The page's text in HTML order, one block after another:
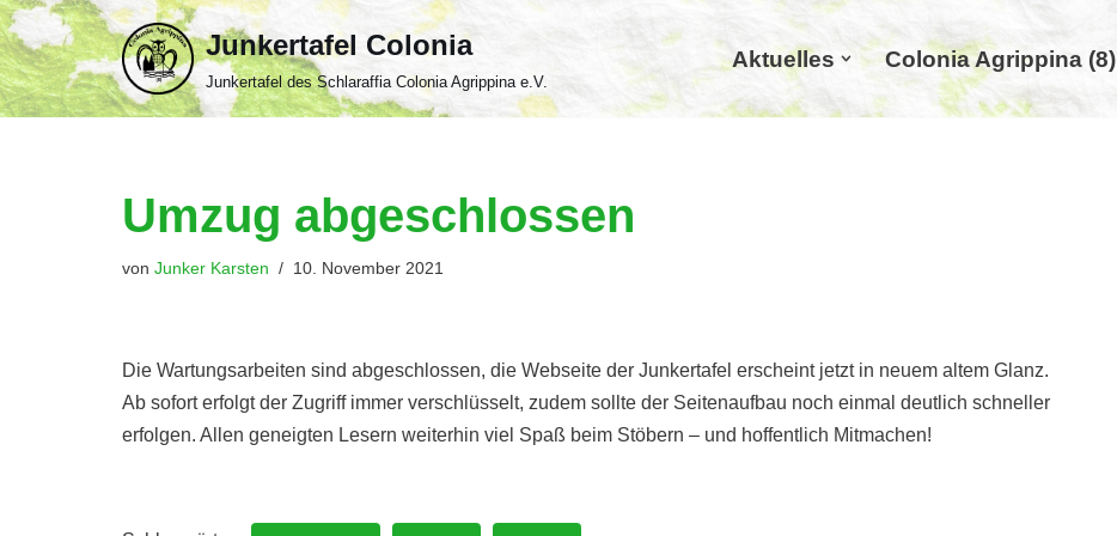
Zum
Inhalt
Junkertafel Colonia
Junkertafel des Schlaraffia Colonia Agrippina e.V.
Aktuelles Colonia Agrippina (8)
Umzug abgeschlossen
von Junker Karsten 10. November 2021
Die Wartungsarbeiten sind abgeschlossen, die Webseite der Junkertafel erscheint jetzt in neuem altem Glanz.
Ab sofort erfolgt der Zugriff immer verschlüsselt, zudem sollte der Seitenaufbau noch einmal deutlich schneller
erfolgen. Allen geneigten Lesern weiterhin viel Spaß beim Stöbern – und hoffentlich Mitmachen!